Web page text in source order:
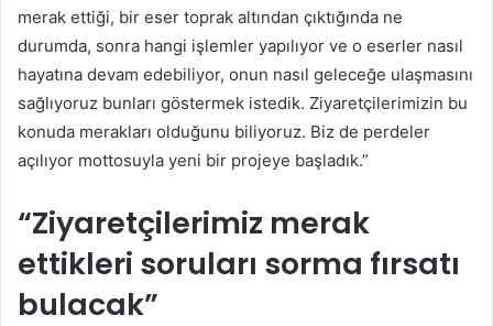
merak ettiği, bir eser toprak altından çıktığında ne
durumda, sonra hangi işlemler yapılıyor ve o eserler nasıl
hayatına devam edebiliyor, onun nasıl geleceğe ulaşmasını
sağlıyoruz bunları göstermek istedik. Ziyaretçilerimizin bu
konuda merakları olduğunu biliyoruz. Biz de perdeler
açılıyor mottosuyla yeni bir projeye başladık.”
“Ziyaretçilerimiz merak
ettikleri soruları sorma fırsatı
bulacak”